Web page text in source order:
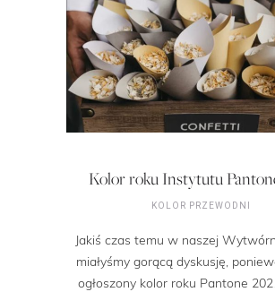
Kolor roku Instytutu
KOLOR PRZEWODNI
Jakiś czas temu w naszej
miałyśmy gorącą dyskusję,
ogłoszony kolor roku Pantone